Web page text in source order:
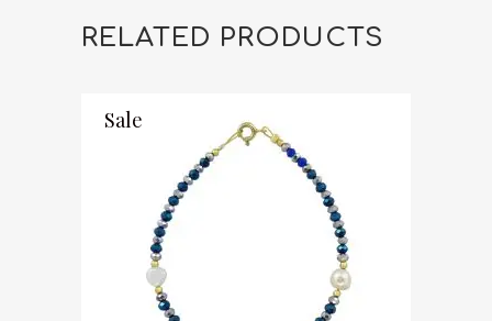
RELATED PRODUCTS
Sale